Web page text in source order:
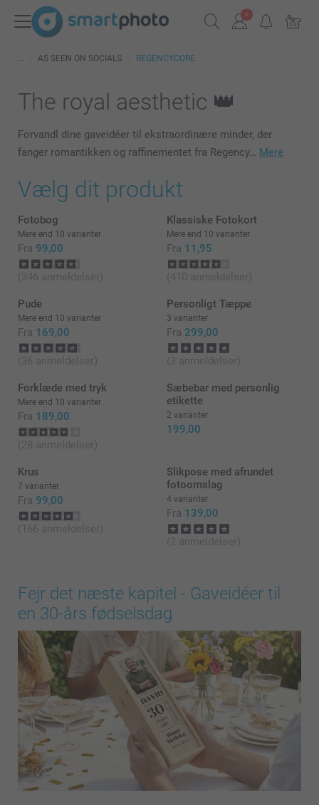
AS SEEN ON SOCIALS REGENCYCORE
The royal aesthetic 👑
Forvandl dine gaveidéer til ekstraordinære minder, der
fanger romantikken og raffinementet fra Regency… Mere
Vælg dit produkt
Fotobog
Mere end 10 varianter
Fra 99,00
(346 anmeldelser)
Klassiske Fotokort
Mere end 10 varianter
Fra 11,95
(410 anmeldelser)
Pude
Mere end 10 varianter
Fra 169,00
(36 anmeldelser)
Personligt Tæppe
3 varianter
Fra 299,00
(3 anmeldelser)
Forklæde med tryk
Mere end 10 varianter
Fra 189,00
(28 anmeldelser)
Sæbebar med personlig
etikette
2 varianter
199,00
Krus
7 varianter
Fra 99,00
(166 anmeldelser)
Slikpose med afrundet
fotoomslag
4 varianter
Fra 139,00
(2 anmeldelser)
Fejr det næste kapitel - Gaveidéer til
en 30-års fødselsdag